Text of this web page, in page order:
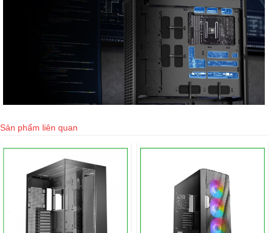
Sản phẩm liên quan